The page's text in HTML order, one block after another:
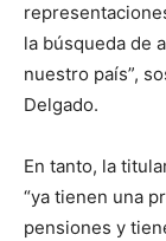
la búsqueda de
nuestro país”,
Delgado.
En tanto, la
“ya tienen una
pensiones y